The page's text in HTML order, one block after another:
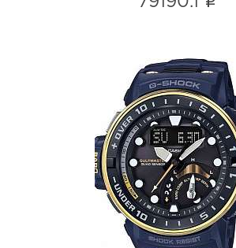
G-shock
GWN-Q1000NV-2A
i